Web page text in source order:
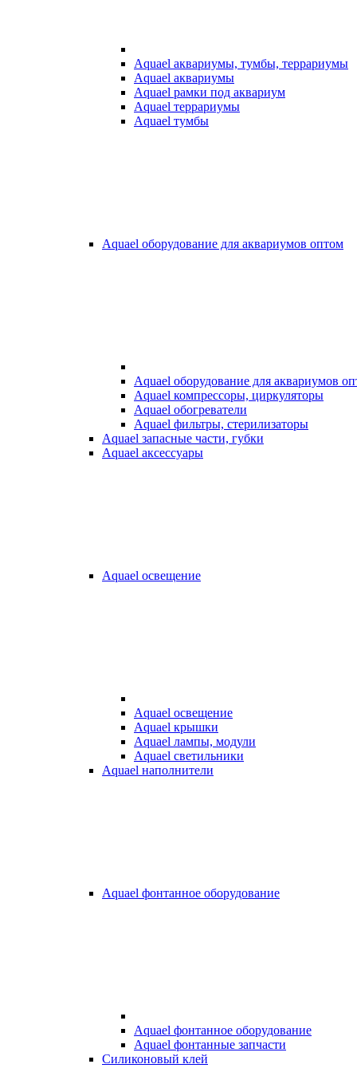
Aquael аквариумы, тумбы, террариумы
Aquael аквариумы
Aquael рамки под аквариум
Aquael террариумы
Aquael тумбы
Aquael оборудование для аквариумов оптом
Aquael оборудование для аквариумов
Aquael компрессоры, циркуляторы
Aquael обогреватели
Aquael фильтры, стерилизаторы
Aquael запасные части, губки
Aquael аксессуары
Aquael освещение
Aquael освещение
Aquael крышки
Aquael лампы, модули
Aquael светильники
Aquael наполнители
Aquael фонтанное оборудование
Aquael фонтанное оборудование
Aquael фонтанные запчасти
Силиконовый клей